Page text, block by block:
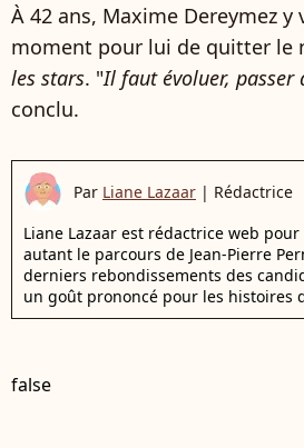
À 42 ans, Maxime Dereymez
moment pour lui de quitter le
les stars. "Il faut évoluer, passer
conclu.
Par Liane Lazaar | Rédactrice
Liane Lazaar est rédactrice web
autant le parcours de Jean-Pierre
derniers rebondissements des
un goût prononcé pour les histoires
false